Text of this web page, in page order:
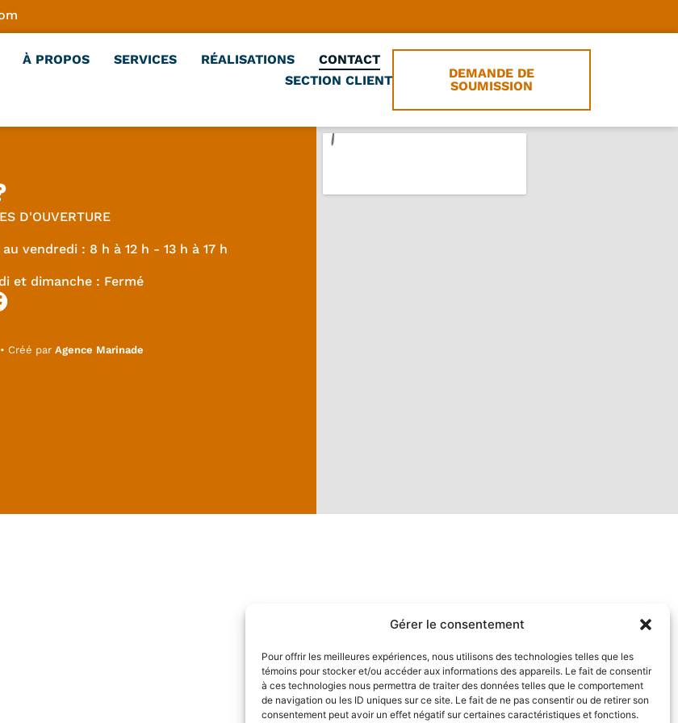
Gérer le consentement
Pour offrir les meilleures expériences, nous utilisons des technologies telles que les
témoins pour stocker et/ou accéder aux informations des appareils. Le fait de consentir
à ces technologies nous permettra de traiter des données telles que le comportement
de navigation ou les ID uniques sur ce site. Le fait de ne pas consentir ou de retirer son
consentement peut avoir un effet négatif sur certaines caractéristiques et fonctions.
À PROPOS SERVICES RÉALISATIONS
CONTACT
SECTION CLIENT
DEMANDE DE
SOUMISSION
D'OUVERTURE
vendredi : 8 h à 12 h - 13 h à 17 h
et dimanche : Fermé
• Créé parAgence Marinade